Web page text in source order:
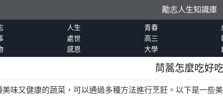
勵志人生知識庫
人生 青春
處世 高三
感恩 大學
茼蒿怎麼吃好
美味又健康的蔬菜，可以通過多種方法進行烹飪。以下是一些美